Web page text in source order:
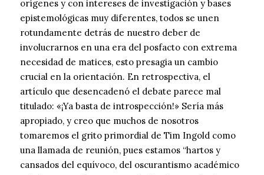
orígenes y con intereses de investigación y bases
epistemológicas muy diferentes, todos se unen
rotundamente detrás de nuestro deber de
involucrarnos en una era del posfacto con extrema
necesidad de matices, esto presagia un cambio
crucial en la orientación. En retrospectiva, el
artículo que desencadenó el debate parece mal
titulado: «¡Ya basta de introspección!» Sería más
apropiado, y creo que muchos de nosotros
tomaremos el grito primordial de Tim Ingold como
una llamada de reunión, pues estamos “hartos y
cansados ​​del equívoco, del oscurantismo académico